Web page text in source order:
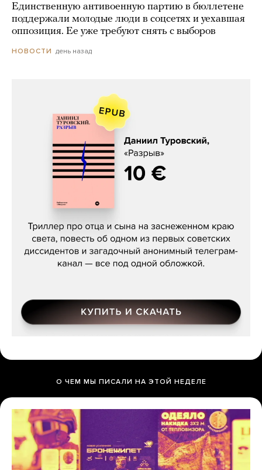
Единственную антивоенную партию в бюллетене
поддержали молодые люди в соцсетях и уехавшая
оппозиция. Ее уже требуют снять с выборов
НОВОСТИ день назад
Даниил Туровский, «Разрыв»
О ЧЕМ МЫ ПИСАЛИ НА ЭТОЙ НЕДЕЛЕ